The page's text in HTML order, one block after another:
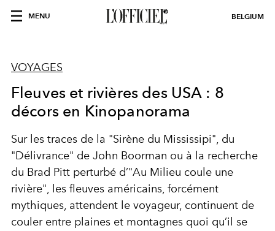
MENU BELGIUM
VOYAGES
Fleuves et rivières des USA : 8
décors en Kinopanorama
Sur les traces de la "Sirène du Mississipi", du
"Délivrance" de John Boorman ou à la recherche
du Brad Pitt perturbé d’"Au Milieu coule une
rivière", les fleuves américains, forcément
mythiques, attendent le voyageur, continuent de
couler entre plaines et montagnes quoi qu’il se